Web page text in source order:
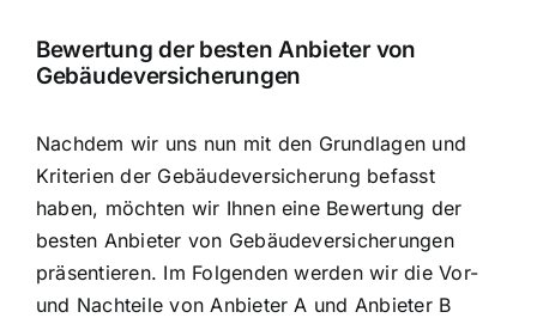
Bewertung der besten Anbieter von
Gebäudeversicherungen
Nachdem wir uns nun mit den Grundlagen und
Kriterien der Gebäudeversicherung befasst
haben, möchten wir Ihnen eine Bewertung der
besten Anbieter von Gebäudeversicherungen
präsentieren. Im Folgenden werden wir die Vor-
und Nachteile von Anbieter A und Anbieter B